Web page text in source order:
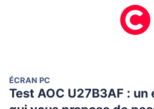
ÉCRAN PC
Test AOC U27B3AF :